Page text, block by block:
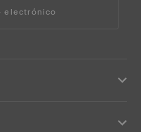
electrónico